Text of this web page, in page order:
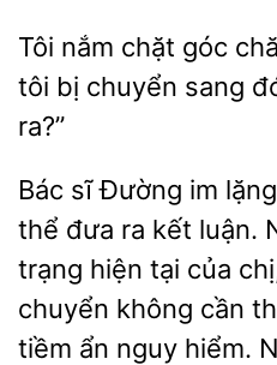
Tôi nắm chặt góc
tôi bị
sang
ra?”
Bác sĩ Đường im
thể đưa ra kết luận.
trạng hiện tại của
chuyển không cần
tiềm ẩn nguy hiểm.